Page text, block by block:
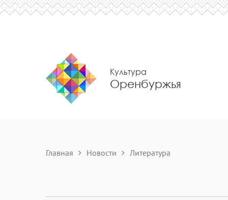
Культура
Оренбуржья
Главная Новости Литература